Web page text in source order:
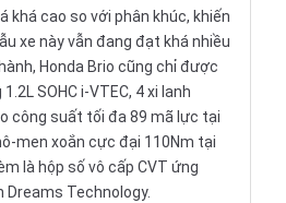
khá cao so với phân khúc, khiến
xe này vẫn đang đạt khá nhiều
Honda Brio cũng chỉ được
SOHC i-VTEC, 4 xi lanh
công suất tối đa 89 mã lực tại
men xoắn cực đại 110Nm tại
là hộp số vô cấp CVT ứng
Dreams Technology.